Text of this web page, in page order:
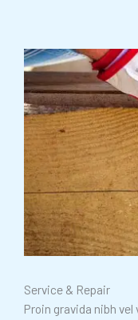
Service & Repair
Proin gravida nibh